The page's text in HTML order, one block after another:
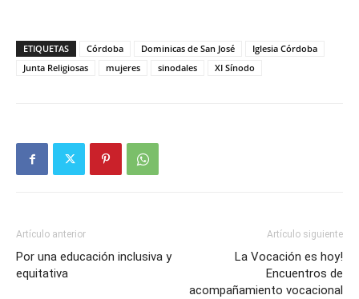
ETIQUETAS Córdoba Dominicas de San José
Iglesia Córdoba
Junta Religiosas
mujeres sinodales XI Sínodo
Artículo anterior
Por una educación inclusiva y
equitativa
Artículo siguiente
La Vocación es hoy!
Encuentros de
acompañamiento vocacional